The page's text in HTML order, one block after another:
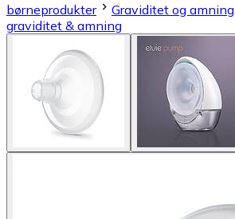
børneprodukter
Graviditet og amning
graviditet & amning